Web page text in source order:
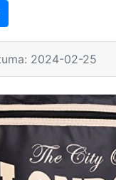
2024-02-25